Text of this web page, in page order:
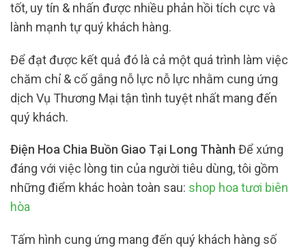
tốt, uy tín & nhấn được nhiều phản hồi tích cực và
lành mạnh tự quý khách hàng.
Để đạt được kết quả đó là cả một quá trình làm việc
chăm chỉ & cố gắng nỗ lực nỗ lực nhằm cung ứng
dịch Vụ Thương Mại tận tình tuyệt nhất mang đến
quý khách.
Điện Hoa Chia Buồn Giao Tại Long Thành Để xứng
đáng với việc lòng tin của người tiêu dùng, tôi gồm
những điểm khác hoàn toàn sau: shop hoa tươi biên
hòa
Tấm hình cung ứng mang đến quý khách hàng số